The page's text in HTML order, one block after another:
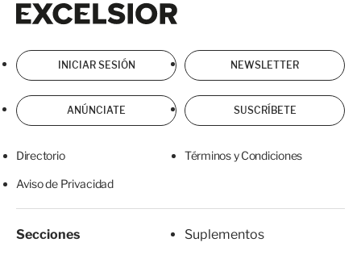
INICIAR SESIÓN NEWSLETTER
ANÚNCIATE SUSCRÍBETE
Directorio Términos y Condiciones
Aviso de Privacidad
Secciones
Suplementos